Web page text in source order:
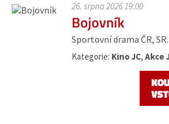
26. srpna 2026 19:00
Bojovník
Sportovní drama ČR,
Kategorie: Kino JC, Akce